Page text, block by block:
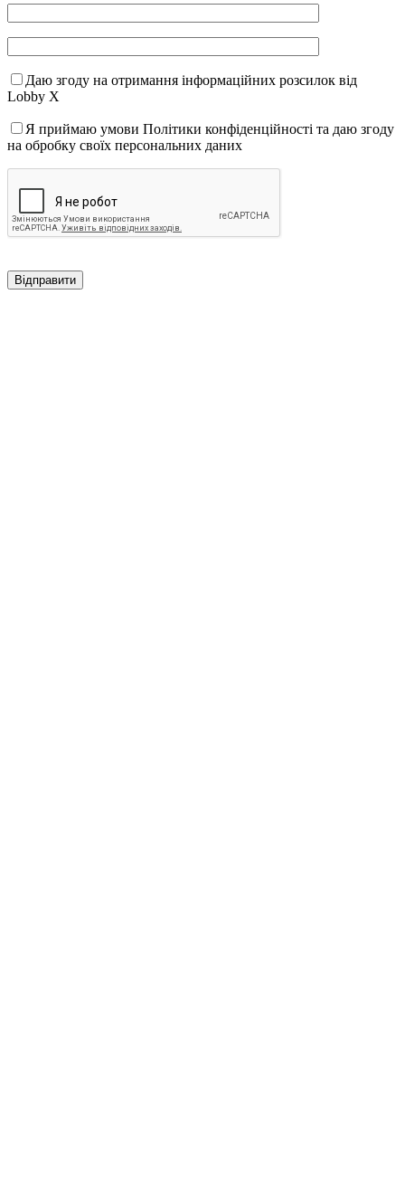
Даю згоду на отримання інформаційних розсилок від
Lobby X
Я приймаю умови Політики конфіденційності та даю згоду
на обробку своїх персональних даних